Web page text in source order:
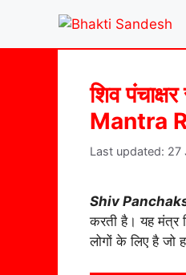
content
शिव
Mantra
27
Shiv
करती है। यह मंत्र
लोगों के लिए है जो